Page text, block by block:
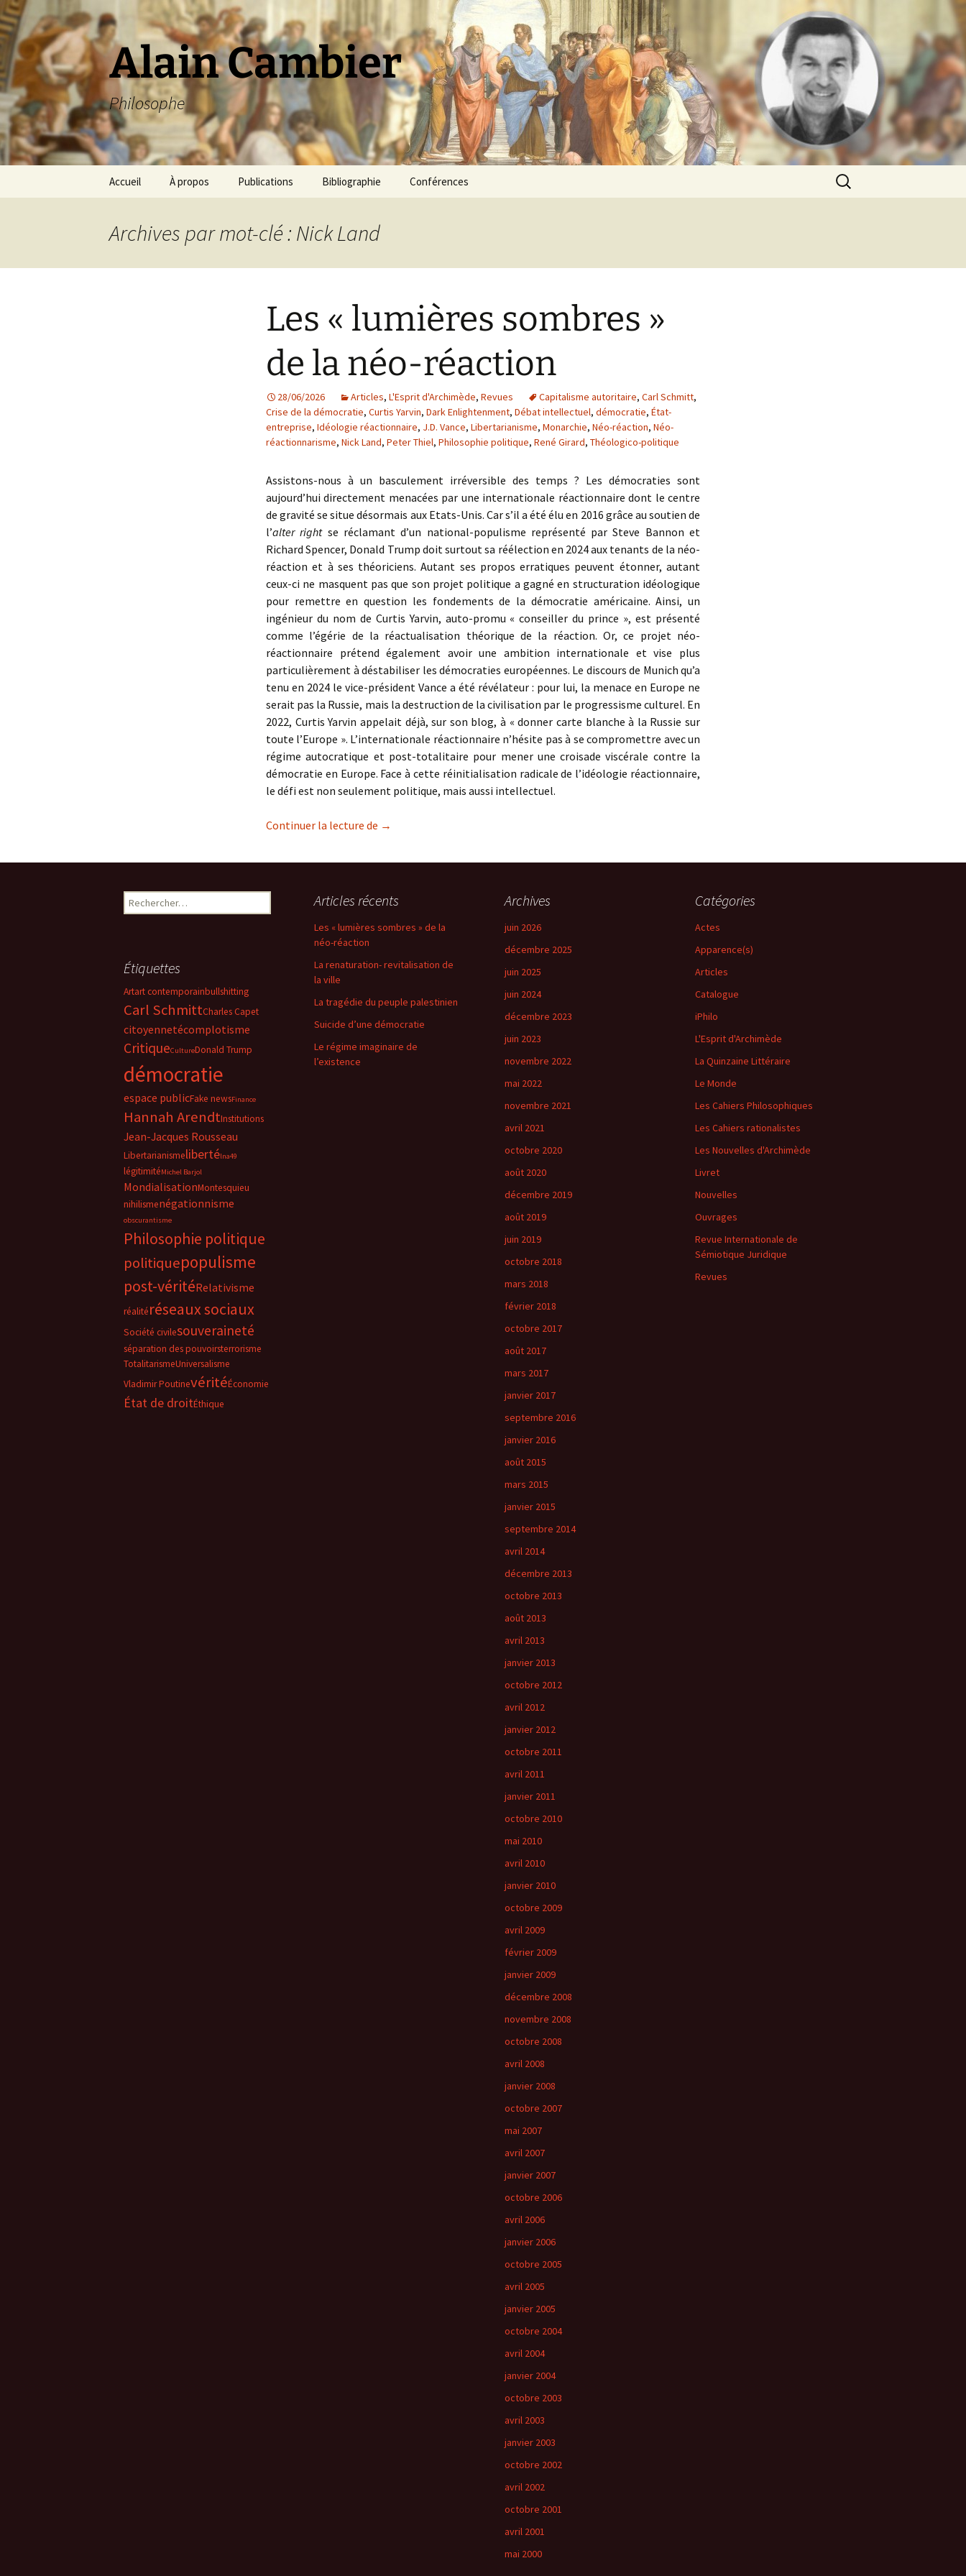
Aller
au
contenu
Alain Cambier
Philosophe
Accueil À propos Publications Bibliographie Conférences
Rechercher :
Archives par mot-clé : Nick Land
Les « lumières sombres »
de la néo-réaction
28/06/2026 Articles, L'Esprit d'Archimède, Revues Capitalisme autoritaire, Carl Schmitt,
Crise de la démocratie, Curtis Yarvin, Dark Enlightenment, Débat intellectuel, démocratie, État-
entreprise, Idéologie réactionnaire, J.D. Vance, Libertarianisme, Monarchie, Néo-réaction, Néo-
réactionnarisme, Nick Land, Peter Thiel, Philosophie politique, René Girard, Théologico-politique
Assistons-nous à un basculement irréversible des temps ? Les démocraties sont
aujourd’hui directement menacées par une internationale réactionnaire dont le centre
de gravité se situe désormais aux Etats-Unis. Car s’il a été élu en 2016 grâce au soutien de
l’alter rightse réclamant d’un national-populisme représenté par Steve Bannon et
Richard Spencer, Donald Trump doit surtout sa réélection en 2024 aux tenants de la néo-
réaction et à ses théoriciens. Autant ses propos erratiques peuvent étonner, autant
ceux-ci ne masquent pas que son projet politique a gagné en structuration idéologique
pour remettre en question les fondements de la démocratie américaine. Ainsi, un
ingénieur du nom de Curtis Yarvin, auto-promu « conseiller du prince », est présenté
comme l’égérie de la réactualisation théorique de la réaction. Or, ce projet néo-
réactionnaire prétend également avoir une ambition internationale et vise plus
particulièrement à déstabiliser les démocraties européennes. Le discours de Munich qu’a
tenu en 2024 le vice-président Vance a été révélateur : pour lui, la menace en Europe ne
serait pas la Russie, mais la destruction de la civilisation par le progressisme culturel. En
2022, Curtis Yarvin appelait déjà, sur son blog, à « donner carte blanche à la Russie sur
toute l’Europe ». L’internationale réactionnaire n’hésite pas à se compromettre avec un
régime autocratique et post-totalitaire pour mener une croisade viscérale contre la
démocratie en Europe. Face à cette réinitialisation radicale de l’idéologie réactionnaire,
le défi est non seulement politique, mais aussi intellectuel.
Continuer la lecture de Les « lumières sombres » de la néo-réaction
→
Rechercher : Articles récents
Les « lumières sombres » de la
néo-réaction
La renaturation- revitalisation de
la ville
La tragédie du peuple palestinien
Suicide d’une démocratie
Le régime imaginaire de
l’existence
Archives
juin 2026
décembre 2025
juin 2025
juin 2024
décembre 2023
juin 2023
novembre 2022
mai 2022
novembre 2021
avril 2021
octobre 2020
août 2020
décembre 2019
août 2019
juin 2019
octobre 2018
mars 2018
février 2018
octobre 2017
août 2017
mars 2017
janvier 2017
septembre 2016
janvier 2016
août 2015
mars 2015
janvier 2015
septembre 2014
avril 2014
décembre 2013
octobre 2013
août 2013
avril 2013
janvier 2013
octobre 2012
avril 2012
janvier 2012
octobre 2011
avril 2011
janvier 2011
octobre 2010
mai 2010
avril 2010
janvier 2010
octobre 2009
avril 2009
février 2009
janvier 2009
décembre 2008
novembre 2008
octobre 2008
avril 2008
janvier 2008
octobre 2007
mai 2007
avril 2007
janvier 2007
octobre 2006
avril 2006
janvier 2006
octobre 2005
avril 2005
janvier 2005
octobre 2004
avril 2004
janvier 2004
octobre 2003
avril 2003
janvier 2003
octobre 2002
avril 2002
octobre 2001
avril 2001
mai 2000
Catégories
Actes
Apparence(s)
Articles
Catalogue
iPhilo
L'Esprit d'Archimède
La Quinzaine Littéraire
Le Monde
Les Cahiers Philosophiques
Les Cahiers rationalistes
Les Nouvelles d'Archimède
Livret
Nouvelles
Ouvrages
Revue Internationale de
Sémiotique Juridique
Revues
Étiquettes
Artart contemporainbullshitting
Carl SchmittCharles Capet
citoyennetécomplotisme
CritiqueCultureDonald Trump
démocratie
espace publicFake newsFinance
Hannah ArendtInstitutions
Jean-Jacques Rousseau
Libertarianismelibertélna49
légitimitéMichel Barjol
MondialisationMontesquieu
nihilismenégationnisme
obscurantisme
Philosophie politique
politiquepopulisme
post-véritéRelativisme
réalitéréseaux sociaux
Société civilesouveraineté
séparation des pouvoirsterrorisme
TotalitarismeUniversalisme
Vladimir PoutinevéritéÉconomie
État de droitÉthique